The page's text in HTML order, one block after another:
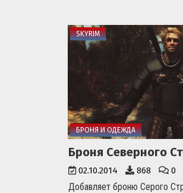
SKYRIM
БРОНЯ И ОДЕЖДА
Броня Северного
02.10.2014 868 0
Добавляет броню Серого